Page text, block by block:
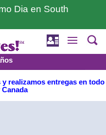
Dia en South
romance
realizamos entregas en todo
Canada